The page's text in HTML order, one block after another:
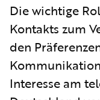
Die wichtige
Kontakts zum
den
Interesse am